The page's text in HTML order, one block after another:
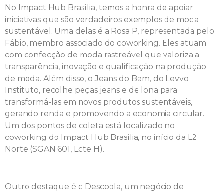
No Impact Hub Brasília, temos a honra de apoiar
iniciativas que são verdadeiros exemplos de moda
sustentável. Uma delas é a Rosa P, representada pelo
Fábio, membro associado do coworking. Eles atuam
com confecção de moda rastreável que valoriza a
transparência, inovação e qualificação na produção
de moda. Além disso, o Jeans do Bem, do Levvo
Instituto, recolhe peças jeans e de lona para
transformá-las em novos produtos sustentáveis,
gerando renda e promovendo a economia circular.
Um dos pontos de coleta está localizado no
coworking do Impact Hub Brasília, no início da L2
Norte (SGAN 601, Lote H).
Outro destaque é o Descoola, um negócio de